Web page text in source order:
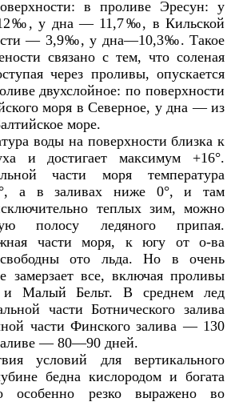
в проливе Эресун: у
у дна — 11,7‰, в Кильской
— 3,9‰, у дна—10,3‰. Такое
связано с тем, что соленая
через проливы, опускается
двухслойное: по поверхности
моря в Северное, у дна — из
море.
воды на поверхности близка к
и достигает максимум +16°.
части моря температура
а в заливах ниже 0°, и там
теплых зим, можно
полосу ледяного припая.
части моря, к югу от о-ва
ото льда. Но в очень
замерзает все, включая проливы
и Малый Бельт. В среднем лед
части Ботнического залива
части Финского залива — 130
— 80—90 дней.
условий для вертикального
бедна кислородом и богата
особенно резко выражено во